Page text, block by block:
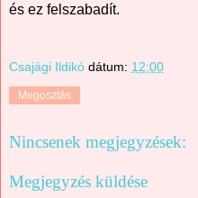
és ez felszabadít.
Csajági Ildikó dátum: 12:00
Megosztás
Nincsenek megjegyzések:
Megjegyzés küldése